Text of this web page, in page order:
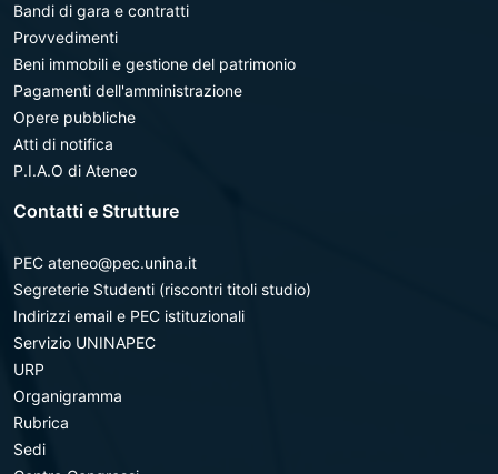
Bandi di gara e contratti
Provvedimenti
Beni immobili e gestione del patrimonio
Pagamenti dell'amministrazione
Opere pubbliche
Atti di notifica
P.I.A.O di Ateneo
Contatti e Strutture
PEC ateneo@pec.unina.it
Segreterie Studenti (riscontri titoli studio)
Indirizzi email e PEC istituzionali
Servizio UNINAPEC
URP
Organigramma
Rubrica
Sedi